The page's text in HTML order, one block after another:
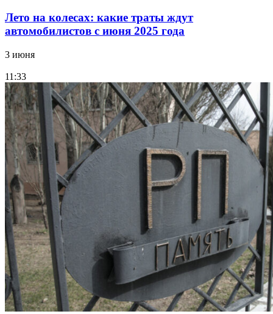
Лето на колесах: какие траты ждут
автомобилистов с июня 2025 года
3 июня
11:33